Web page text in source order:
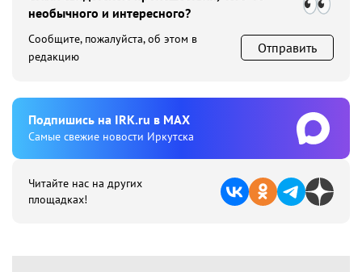
необычного и интересного?
Сообщите, пожалуйста, об этом в
редакцию
Отправить
Подпишиcь на IRK.ru в MAX
Cамые свежие новости Иркутска
Читайте нас на других
площадках!